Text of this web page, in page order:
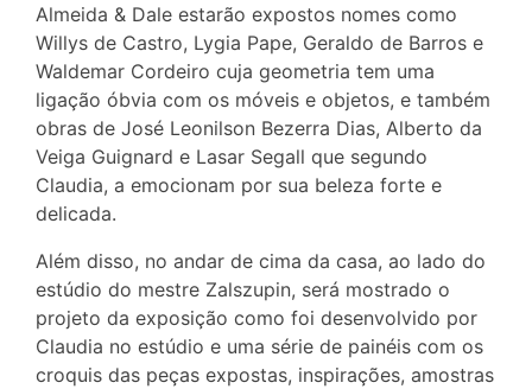
Almeida & Dale estarão expostos nomes como
Willys de Castro, Lygia Pape, Geraldo de Barros e
Waldemar Cordeiro cuja geometria tem uma
ligação óbvia com os móveis e objetos, e também
obras de José Leonilson Bezerra Dias, Alberto da
Veiga Guignard e Lasar Segall que segundo
Claudia, a emocionam por sua beleza forte e
delicada.
Além disso, no andar de cima da casa, ao lado do
estúdio do mestre Zalszupin, será mostrado o
projeto da exposição como foi desenvolvido por
Claudia no estúdio e uma série de painéis com os
croquis das peças expostas, inspirações, amostras